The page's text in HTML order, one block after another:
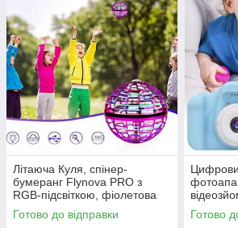
Літаюча Куля, спінер-
бумеранг Flynova PRO з
RGB-підсвіткою, фіолетова
Готово до відправки
синій
Готово